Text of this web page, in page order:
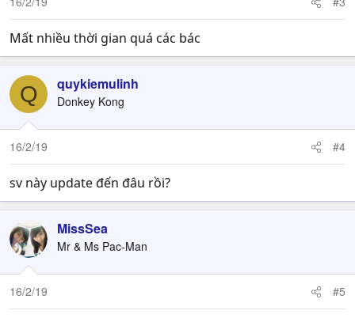
Mất nhiều thời gian quá các bác
Q quykiemulinh
Donkey Kong
16/2/19 #4
sv này update đến đâu rồi?
MissSea
Mr & Ms Pac-Man
16/2/19 #5